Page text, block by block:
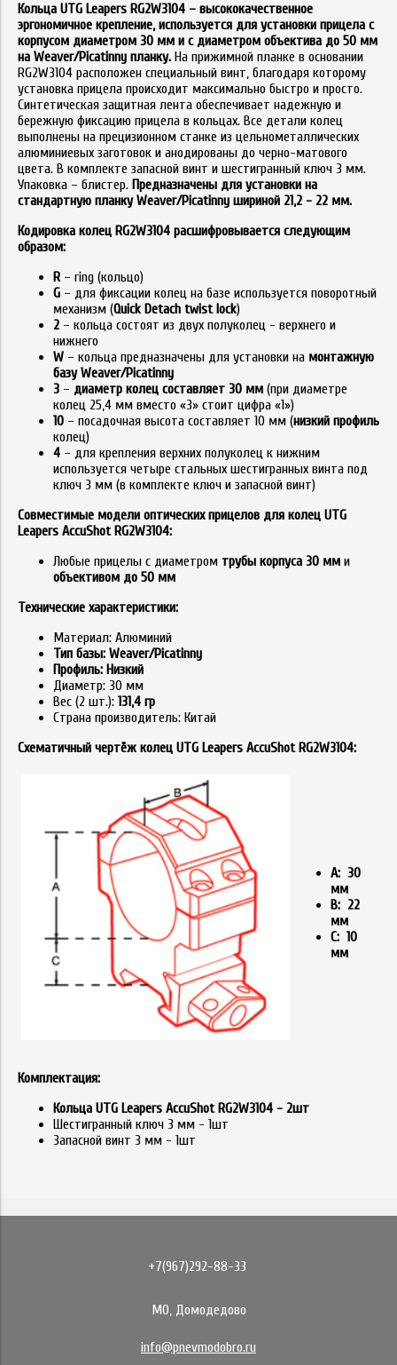
Кольца UTG Leapers RG2W3104 – высококачественное
эргономичное крепление, используется для установки прицела с
корпусом диаметром 30 мм и с диаметром объектива до 50 мм
на Weaver/Picatinny планку. На прижимной планке в основании
RG2W3104 расположен специальный винт, благодаря которому
установка прицела происходит максимально быстро и просто.
Синтетическая защитная лента обеспечивает надежную и
бережную фиксацию прицела в кольцах. Все детали колец
выполнены на прецизионном станке из цельнометаллических
алюминиевых заготовок и анодированы до черно-матового
цвета. В комплекте запасной винт и шестигранный ключ 3 мм.
Упаковка – блистер. Предназначены для установки на
стандартную планку Weaver/Picatinny шириной 21,2 - 22 мм.
Кодировка колец RG2W3104 расшифровывается следующим
образом:
R – ring (кольцо)
G – для фиксации колец на базе используется поворотный
механизм (Quick Detach twist lock)
2 – кольца состоят из двух полуколец - верхнего и
нижнего
W – кольца предназначены для установки на монтажную
базуWeaver/Picatinny
3 – диаметр колец составляет 30 мм (при диаметре
колец 25,4 мм вместо «3» стоит цифра «1»)
10 – посадочная высота составляет 10 мм (низкий профиль
колец)
4 – для крепления верхних полуколец к нижним
используется четыре стальных шестигранных винта под
ключ 3 мм (в комплекте ключ и запасной винт)
Совместимые модели оптических прицелов для колец UTG
Leapers AccuShot RG2W3104:
Любые прицелы с диаметром трубы корпуса 30 мм и
объективом до 50 мм
Технические характеристики:
Материал: Алюминий
Тип базы: Weaver/Picatinny
Профиль: Низкий
Диаметр: 30 мм
Вес (2 шт.): 131,4 гр
Страна производитель: Китай
Схематичный чертёж колец UTG Leapers AccuShot RG2W3104:
A: 30
мм
B: 22
мм
C: 10
мм
Комплектация:
Кольца UTG Leapers AccuShot RG2W3104 - 2шт
Шестигранный ключ 3 мм - 1шт
Запасной винт 3 мм - 1шт
+7(967)292-88-33
МО, Домодедово
info@pnevmodobro.ru